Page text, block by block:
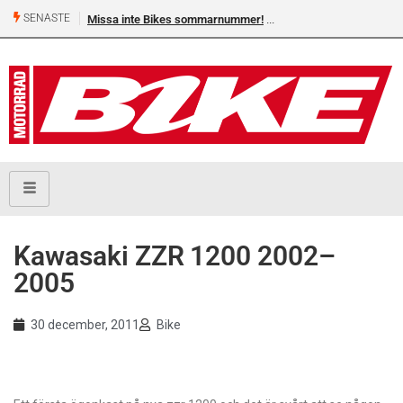
SENASTE Missa inte Bikes sommarnummer!
Kawasaki ZZR 1200 2002–
2005
30 december, 2011 Bike